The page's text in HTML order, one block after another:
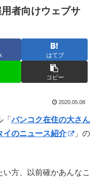
者向けウェブサ
はてブ
コピー
2020.05.08
「バンコク在住の大さん
イのニュース紹介
」の
方、以前確かあんなこ